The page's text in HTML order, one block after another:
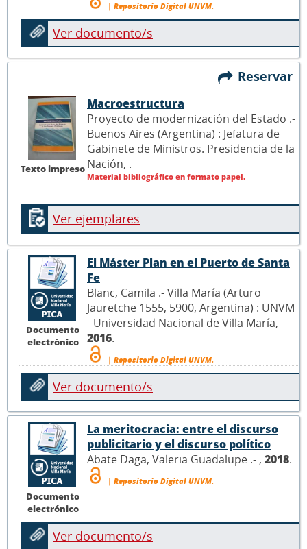
| Repositorio Digital UNVM.
Ver documento/s
Reservar
Texto impreso
Macroestructura
Proyecto de modernización del Estado .-
Buenos Aires (Argentina) : Jefatura de
Gabinete de Ministros. Presidencia de la
Nación, .
Material bibliográfico en formato papel.
Ver ejemplares
Documento
electrónico
El Máster Plan en el Puerto de Santa
Fe
Blanc, Camila .- Villa María (Arturo
Jauretche 1555, 5900, Argentina) : UNVM
- Universidad Nacional de Villa María,
2016.
| Repositorio Digital UNVM.
Ver documento/s
Documento
electrónico
La meritocracia: entre el discurso
publicitario y el discurso político
Abate Daga, Valeria Guadalupe .- , 2018.
| Repositorio Digital UNVM.
Ver documento/s